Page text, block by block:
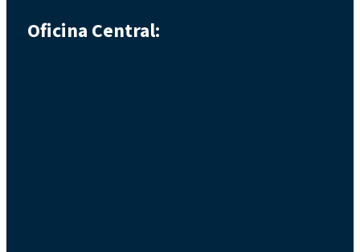
Oficina Central: